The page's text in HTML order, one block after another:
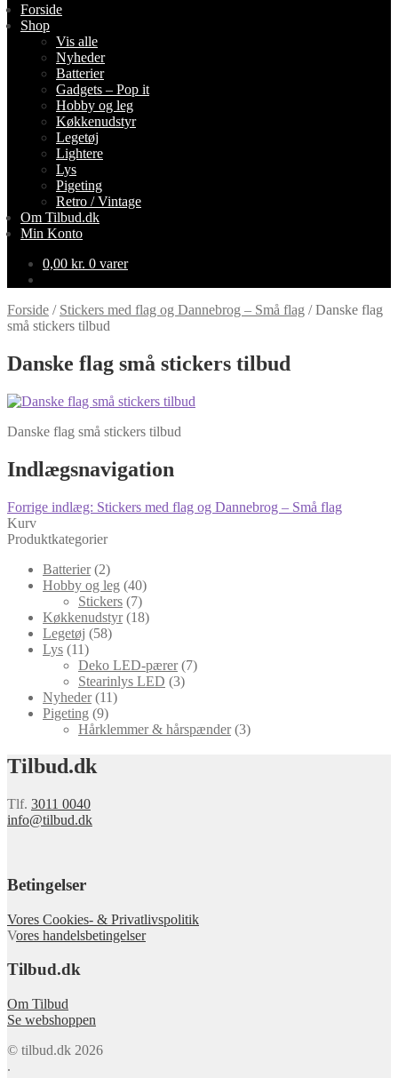
Forside
Shop
Vis alle
Nyheder
Batterier
Gadgets – Pop it
Hobby og leg
Køkkenudstyr
Legetøj
Lightere
Lys
Pigeting
Retro / Vintage
Om Tilbud.dk
Min Konto
0,00 kr. 0 varer
Forside / Stickers med flag og Dannebrog – Små flag /Danske flag
små stickers tilbud
Danske flag små stickers tilbud
Danske flag små stickers tilbud
Indlægsnavigation
Forrige indlæg: Stickers med flag og Dannebrog – Små flag
Kurv
Produktkategorier
Batterier (2)
Hobby og leg (40)
Stickers (7)
Køkkenudstyr (18)
Legetøj (58)
Lys (11)
Deko LED-pærer (7)
Stearinlys LED (3)
Nyheder (11)
Pigeting (9)
Hårklemmer & hårspænder (3)
Tilbud.dk
Tlf. 3011 0040
info@tilbud.dk
Betingelser
Vores Cookies- & Privatlivspolitik
Vores handelsbetingelser
Tilbud.dk
Om Tilbud
Se webshoppen
© tilbud.dk 2026
.